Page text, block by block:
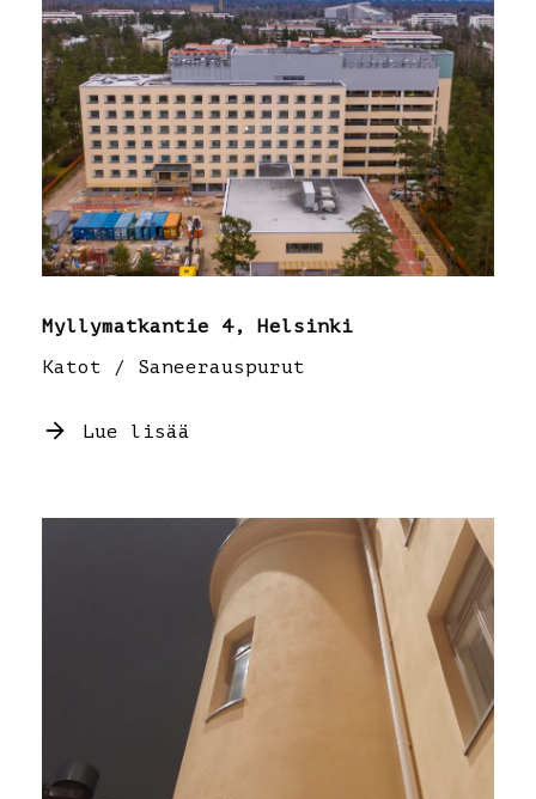
Myllymatkantie 4, Helsinki
Katot / Saneerauspurut
Lue lisää